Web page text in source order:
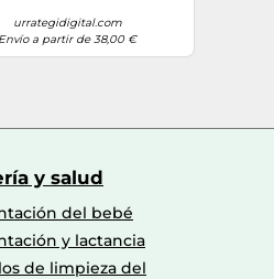
urrategidigital.com
Envío a partir de 38,00 €
y salud
del bebé
y lactancia
de limpieza del